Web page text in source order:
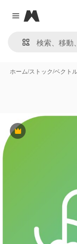
Close menu
Magnific
ホーム/ストック/ベクト
Premium